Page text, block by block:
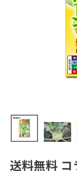
送料無料 コ